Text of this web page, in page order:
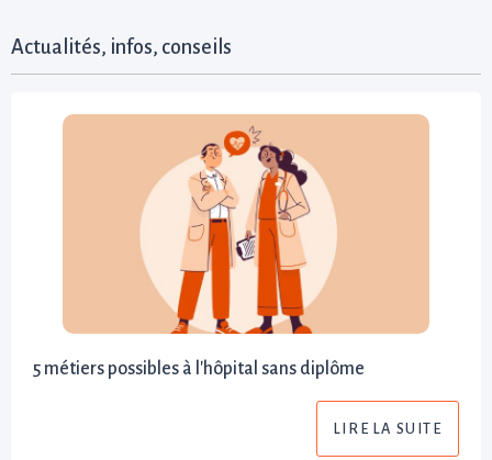
Actualités, infos, conseils
5 métiers possibles à l'hôpital sans diplôme
LIRE LA SUITE